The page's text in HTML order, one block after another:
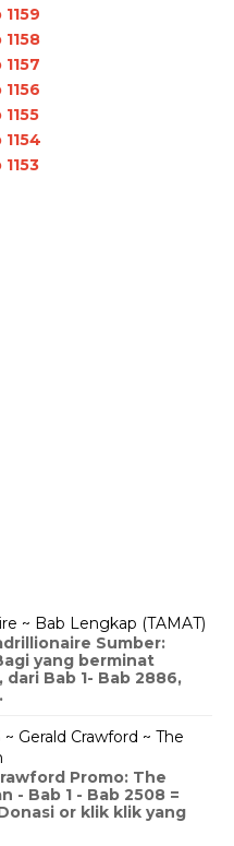
~ Bab Lengkap (TAMAT)
Sumber:
yang berminat
Bab 1- Bab 2886,
~ Gerald Crawford ~ The
Promo: The
- Bab 1 - Bab 2508 =
or klik klik yang